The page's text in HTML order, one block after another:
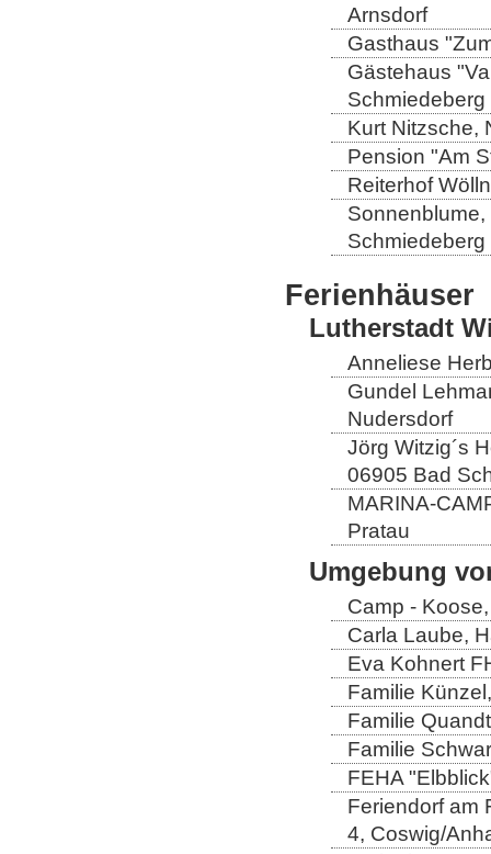
Arnsdorf
Gasthaus
Gästehaus
Schmiedeberg
Kurt Nitzsche,
Pension "Am
Reiterhof
Sonnenblume,
Schmiedeberg
Ferienhäuser
Lutherstadt
Anneliese
Gundel
Nudersdorf
Jörg Witzig´s
06905 Bad
MARINA-
Pratau
Umgebung
Camp -
Carla Laube,
Eva Kohnert
Familie
Familie
Familie
FEHA
Feriendorf am
4, Coswig/